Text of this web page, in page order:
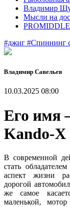
Владимир
Мысли на
#джиг #Спиннинг
Владимир Савельев
10.03.2025 08:00
Его имя
Kando-X
В современной
стать
аспект жизни
дорогой
же самое
маленькой,